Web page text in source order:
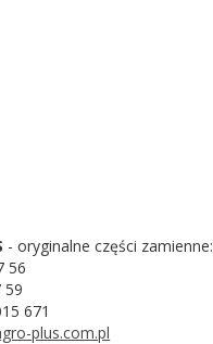
- oryginalne części zamienne:
56
59
671
plus.com.pl